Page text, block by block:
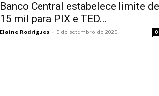
Banco Central estabelece limite de
15 mil para PIX e TED...
Elaine Rodrigues - 5 de setembro de 2025 0